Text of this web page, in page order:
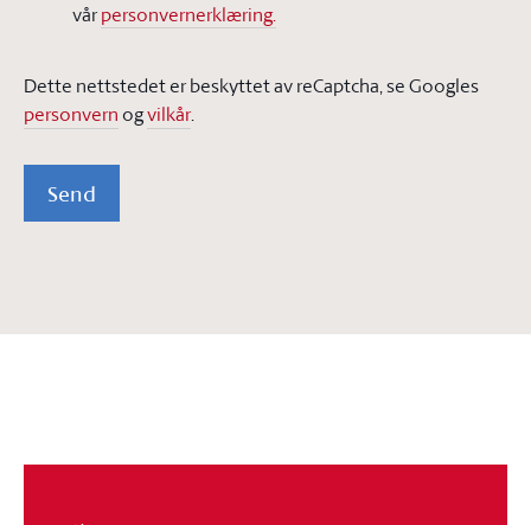
vårpersonvernerklæring.
Dette nettstedet er beskyttet av reCaptcha, se Googles
personvern ogvilkår.
Send